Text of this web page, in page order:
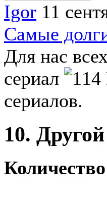
Igor 11
Самые
Для нас
сериал
сериалов.
10.